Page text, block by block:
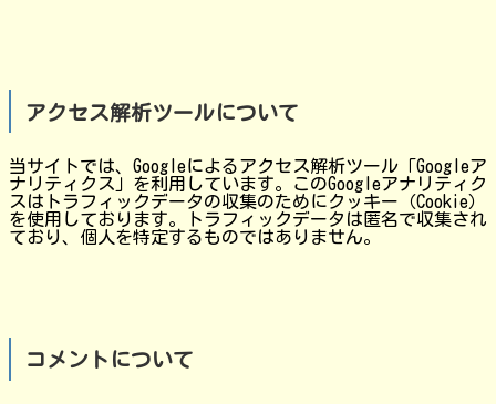
アクセス解析ツールについて
当サイトでは、Googleによるアクセス解析ツール「Googleア
ナリティクス」を利用しています。このGoogleアナリティク
スはトラフィックデータの収集のためにクッキー（Cookie）
を使用しております。トラフィックデータは匿名で収集され
ており、個人を特定するものではありません。
コメントについて